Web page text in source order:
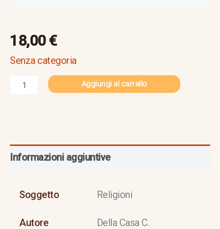
18,00€
Senza categoria
Aggiungi al carrello
Informazioni aggiuntive
Soggetto Religioni
Autore Della Casa C.